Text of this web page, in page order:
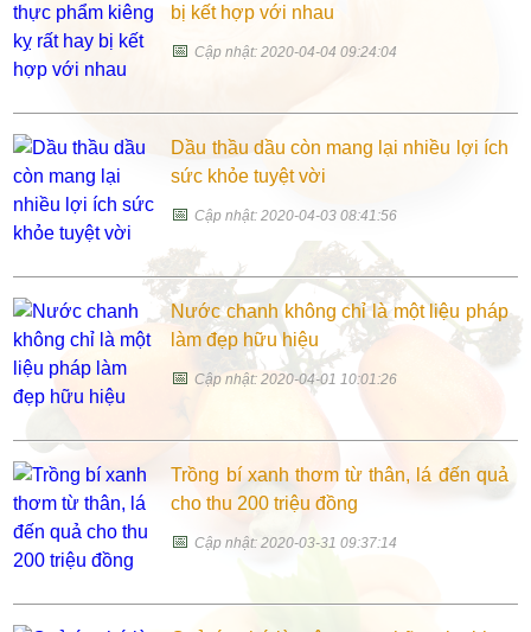
bị kết hợp với nhau
📅Cập nhật: 2020-04-04 09:24:04
Dầu thầu dầu còn mang lại nhiều lợi ích
sức khỏe tuyệt vời
📅Cập nhật: 2020-04-03 08:41:56
Nước chanh không chỉ là một liệu pháp
làm đẹp hữu hiệu
📅Cập nhật: 2020-04-01 10:01:26
Trồng bí xanh thơm từ thân, lá đến quả
cho thu 200 triệu đồng
📅Cập nhật: 2020-03-31 09:37:14